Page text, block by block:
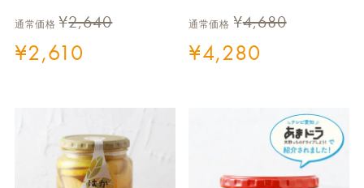
通常価格 ¥2,640
¥2,610
通常価格 ¥4,680
¥4,280